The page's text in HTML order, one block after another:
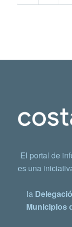
El portal de
es una
la
Municipios